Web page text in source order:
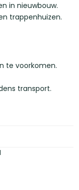
in nieuwbouw.
trappenhuizen.
te voorkomen.
transport.